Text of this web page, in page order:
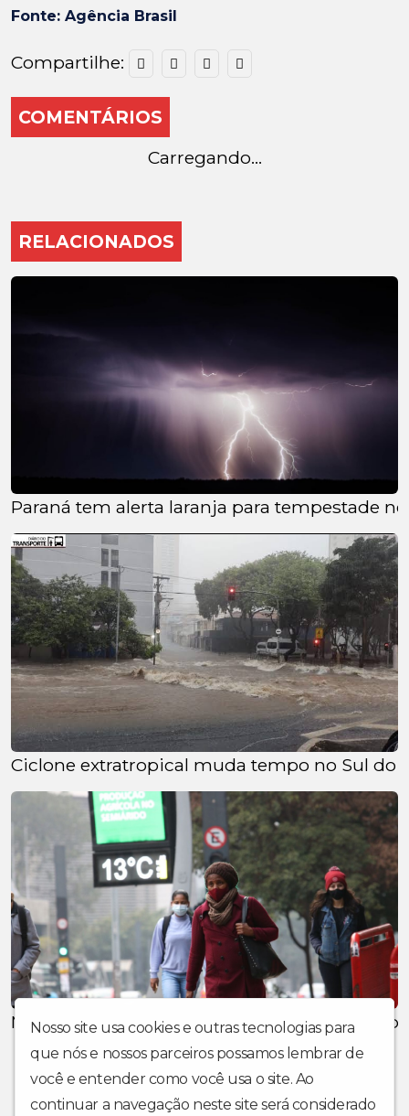
Fonte: Agência Brasil
Compartilhe:
COMENTÁRIOS
Carregando...
RELACIONADOS
Paraná tem alerta laranja para tempestade
Ciclone extratropical muda tempo no Sul do
Massa de ar polar traz chuva e derruba
Nosso site usa cookies e outras tecnologias para
que nós e nossos parceiros possamos lembrar de
você e entender como você usa o site. Ao
continuar a navegação neste site será considerado